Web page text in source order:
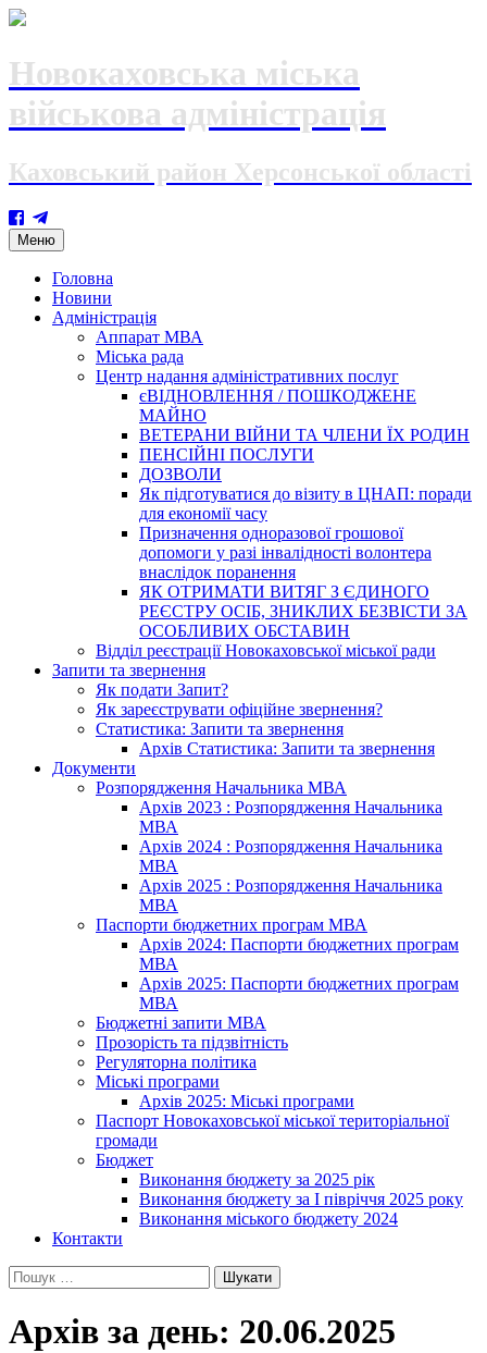
Новокаховська міська
військова адміністрація
Каховський район Херсонської області
Меню Skip
to
content
Головна
Новини
Адміністрація
Аппарат МВА
Міська рада
Центр надання адміністративних послуг
єВІДНОВЛЕННЯ / ПОШКОДЖЕНЕ
МАЙНО
ВЕТЕРАНИ ВІЙНИ ТА ЧЛЕНИ ЇХ РОДИН
ПЕНСІЙНІ ПОСЛУГИ
ДОЗВОЛИ
Як підготуватися до візиту в ЦНАП: поради
для економії часу
Призначення одноразової грошової
допомоги у разі інвалідності волонтера
внаслідок поранення
ЯК ОТРИМАТИ ВИТЯГ З ЄДИНОГО
РЕЄСТРУ ОСІБ, ЗНИКЛИХ БЕЗВІСТИ ЗА
ОСОБЛИВИХ ОБСТАВИН
Відділ реєстрації Новокаховської міської ради
Запити та звернення
Як подати Запит?
Як зареєструвати офіційне звернення?
Статистика: Запити та звернення
Архів Статистика: Запити та звернення
Документи
Розпорядження Начальника МВА
Архів 2023 : Розпорядження Начальника
МВА
Архів 2024 : Розпорядження Начальника
МВА
Архів 2025 : Розпорядження Начальника
МВА
Паспорти бюджетних програм МВА
Архів 2024: Паспорти бюджетних програм
МВА
Архів 2025: Паспорти бюджетних програм
МВА
Бюджетні запити МВА
Прозорість та підзвітність
Регуляторна політика
Міські програми
Архів 2025: Міські програми
Паспорт Новокаховської міської територіальної
громади
Бюджет
Виконання бюджету за 2025 рік
Виконання бюджету за І півріччя 2025 року
Виконання міського бюджету 2024
Контакти
Пошук:
Архів за день: 20.06.2025